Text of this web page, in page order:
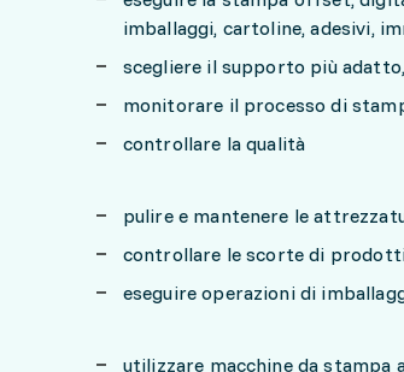
imballaggi, cartoline, adesivi,
scegliere il supporto più
monitorare il processo di
controllare la qualità
pulire e mantenere le
controllare le scorte di
eseguire operazioni di
utilizzare macchine da